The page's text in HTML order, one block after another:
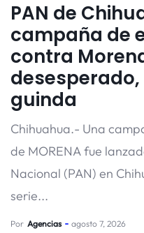
PAN de
campaña de
contra
guinda
Chihuahua.- Una
de MORENA fue
Nacional (PAN) en
serie...
Por Agencias agosto 7, 2026